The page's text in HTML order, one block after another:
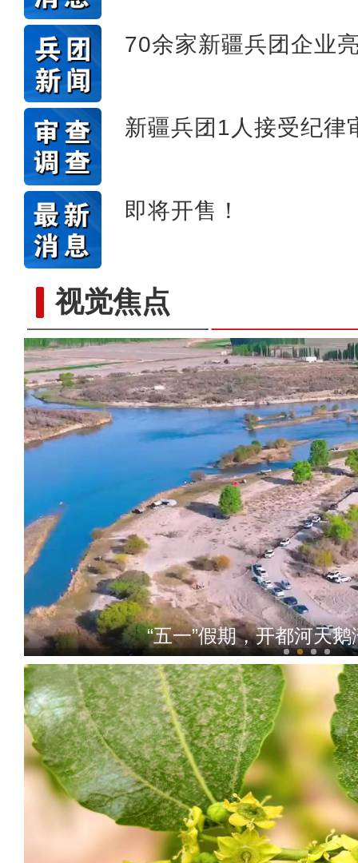
70余家新疆兵团企业
新疆兵团1人接受纪律
即将开售！
视觉焦点
“五一”假期，开都河天
“阿克苏是个好地方·四季